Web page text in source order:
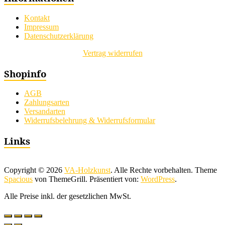
Kontakt
Impressum
Datenschutzerklärung
Vertrag widerrufen
Shopinfo
AGB
Zahlungsarten
Versandarten
Widerrufsbelehrung & Widerrufsformular
Links
Copyright © 2026 VA-Holzkunst. Alle Rechte vorbehalten. Theme
Spacious von ThemeGrill. Präsentiert von: WordPress.
Alle Preise inkl. der gesetzlichen MwSt.